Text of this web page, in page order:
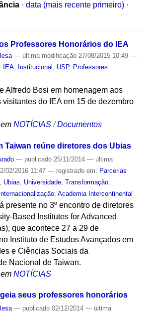
· data (mais recente primeiro) ·
Professores Honorários do IEA
— última modificação27/08/2015 10:49 —
IEA, Institucional USP, Professores
Alfredo Bosi em homenagem aos
visitantes do IEA em 15 de dezembro
NOTÍCIAS /Documentos
Taiwan reúne diretores dos Ubias
— publicado25/11/2014 — última
02/2016 11:47 — registrado em: Parcerias
Ubias Universidade, Transformação,
, Academia Intercontinental
presente no 3º encontro de diretores
Based Institutes for Advanced
que acontece 27 a 29 de
Instituto de Estudos Avançados em
e Ciências Sociais da
Nacional de Taiwan.
NOTÍCIAS
seus professores honorários
— publicado02/12/2014 — última